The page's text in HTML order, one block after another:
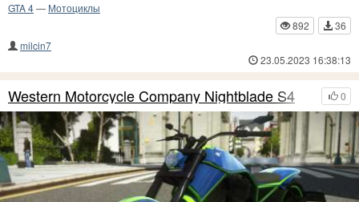
GTA 4— Мотоциклы
892
36
milcin7
23.05.2023 16:38:13
0
Western Motorcycle Company Nightblade S4